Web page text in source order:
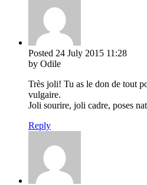
Posted 24 July 2015 11:28
by Odile
Très joli! Tu as le don de tout
vulgaire.
Joli sourire, joli cadre, poses
Reply